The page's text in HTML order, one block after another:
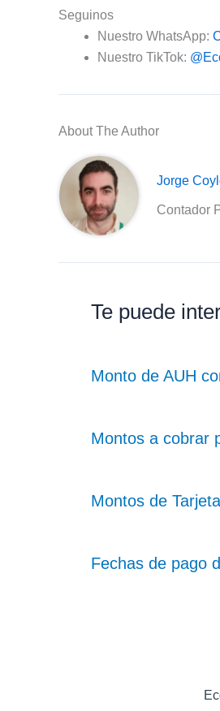
Seguinos
Nuestro WhatsApp:
Nuestro TikTok:
About The Author
Jorge
Contador
Te puede
Monto de AUH
Montos a cobrar
Montos de
Fechas de pago